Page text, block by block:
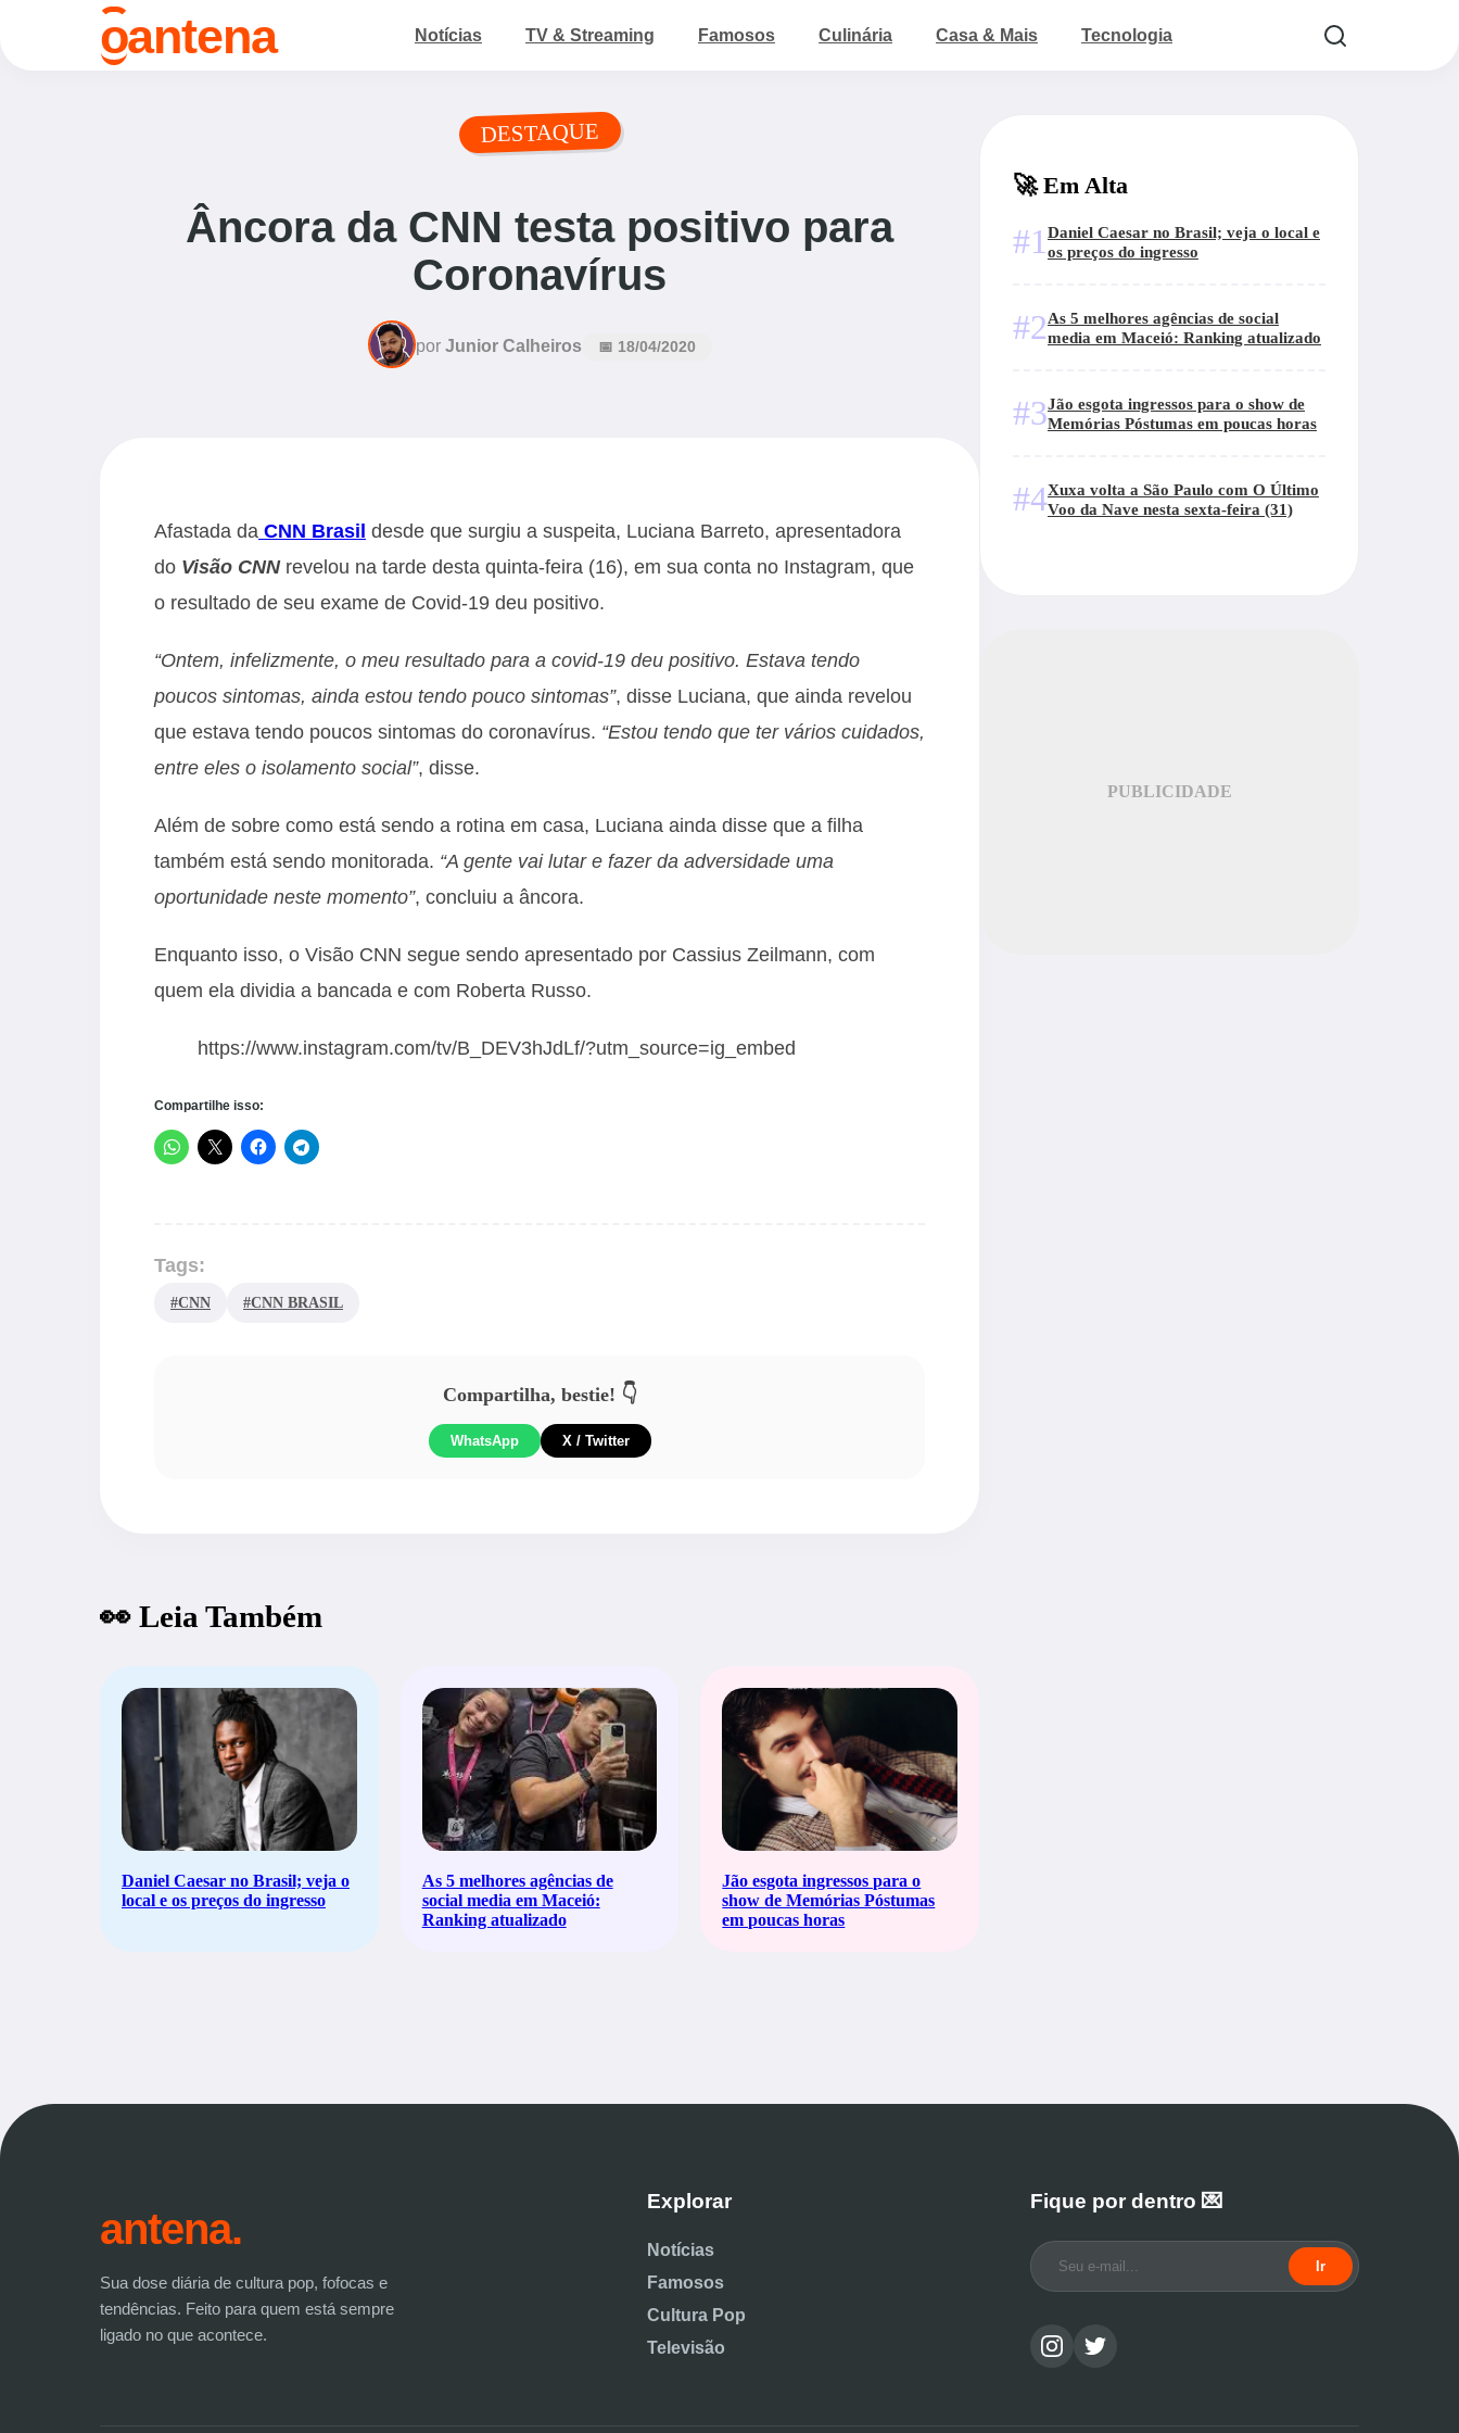
oantena Notícias TV & Streaming Famosos Culinária Casa & Mais Tecnologia
DESTAQUE
Âncora da CNN testa positivo para
Coronavírus
por Junior Calheiros 📅 18/04/2020
Afastada da CNN Brasil desde que surgiu a suspeita, Luciana Barreto, apresentadora
do Visão CNNrevelou na tarde desta quinta-feira (16), em sua conta no Instagram, que
o resultado de seu exame de Covid-19 deu positivo.
“Ontem, infelizmente, o meu resultado para a covid-19 deu positivo. Estava tendo
poucos sintomas, ainda estou tendo pouco sintomas”, disse Luciana, que ainda revelou
que estava tendo poucos sintomas do coronavírus. “Estou tendo que ter vários cuidados,
entre eles o isolamento social”, disse.
Além de sobre como está sendo a rotina em casa, Luciana ainda disse que a filha
também está sendo monitorada. “A gente vai lutar e fazer da adversidade uma
oportunidade neste momento”, concluiu a âncora.
Enquanto isso, o Visão CNN segue sendo apresentado por Cassius Zeilmann, com
quem ela dividia a bancada e com Roberta Russo.
https://www.instagram.com/tv/B_DEV3hJdLf/?utm_source=ig_embed
Compartilhe isso:
Tags:
#CNN #CNN BRASIL
Compartilha, bestie! 👇
WhatsApp X / Twitter
👀 Leia Também
Daniel Caesar no Brasil; veja o
local e os preços do ingresso
As 5 melhores agências de
social media em Maceió:
Ranking atualizado
Jão esgota ingressos para o
show de Memórias Póstumas
em poucas horas
🚀 Em Alta
#1Daniel Caesar no Brasil; veja o local e
os preços do ingresso
#2As 5 melhores agências de social
media em Maceió: Ranking atualizado
#3Jão esgota ingressos para o show de
Memórias Póstumas em poucas horas
#4Xuxa volta a São Paulo com O Último
Voo da Nave nesta sexta-feira (31)
PUBLICIDADE
antena.
Sua dose diária de cultura pop, fofocas e
tendências. Feito para quem está sempre
ligado no que acontece.
Explorar
Notícias
Famosos
Cultura Pop
Televisão
Fique por dentro 💌
Ir